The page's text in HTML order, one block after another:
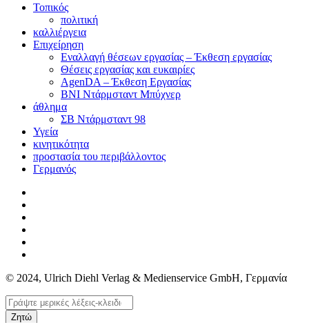
Τοπικός
πολιτική
καλλιέργεια
Επιχείρηση
Εναλλαγή θέσεων εργασίας – Έκθεση εργασίας
Θέσεις εργασίας και ευκαιρίες
AgenDA – Έκθεση Εργασίας
BNI Ντάρμσταντ Μπύχνερ
άθλημα
ΣΒ Ντάρμσταντ 98
Υγεία
κινητικότητα
προστασία του περιβάλλοντος
Γερμανός
© 2024, Ulrich Diehl Verlag & Medienservice GmbH, Γερμανία
Ζητώ